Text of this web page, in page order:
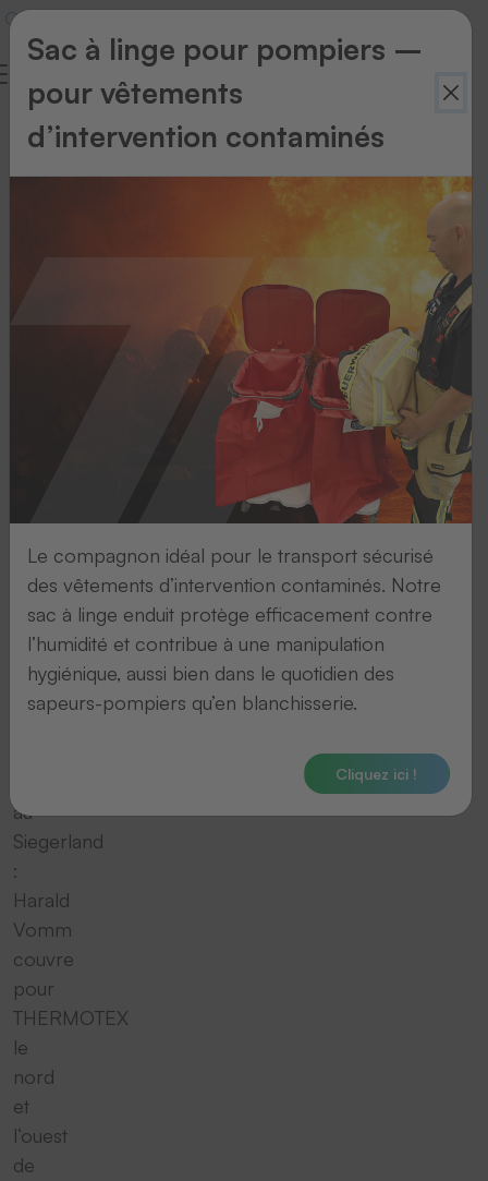
C'est
le
Du
Bergisches
Land
au
Siegerland
:
Harald
Vomm
couvre
pour
THERMOTEX
le
nord
et
l‘ouest
de
Sac à linge pour pompiers –
pour vêtements
d’intervention contaminés
Le compagnon idéal pour le transport sécurisé
des vêtements d’intervention contaminés. Notre
sac à linge enduit protège efficacement contre
l’humidité et contribue à une manipulation
hygiénique, aussi bien dans le quotidien des
sapeurs-pompiers qu’en blanchisserie.
Cliquez ici !